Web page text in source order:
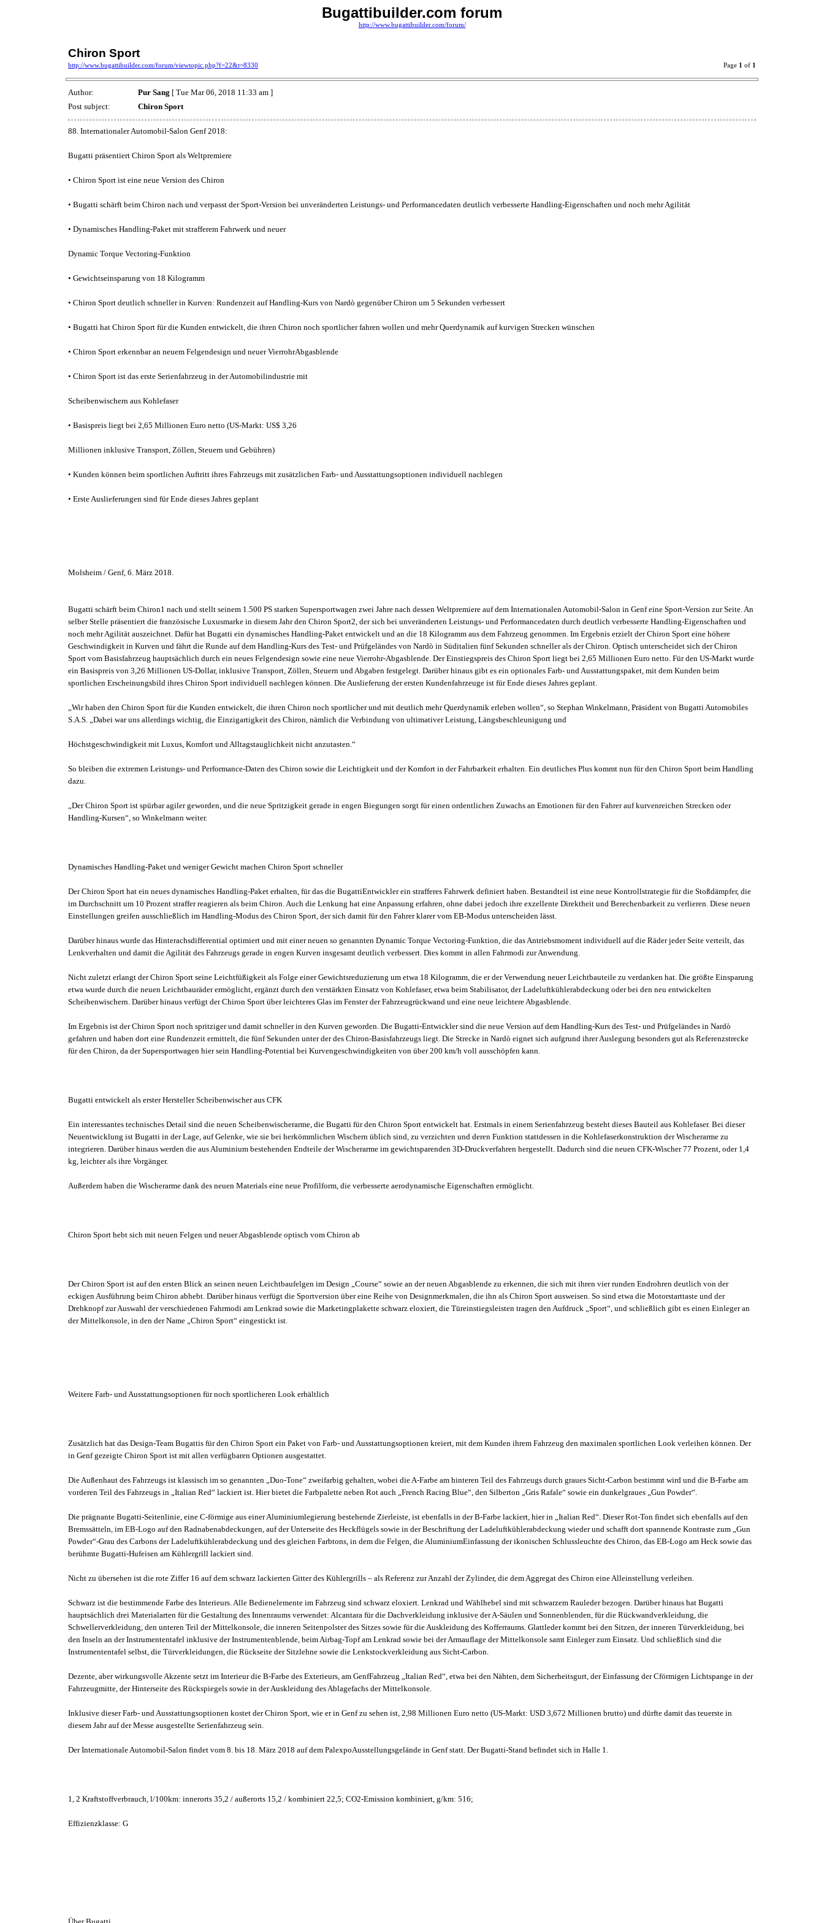
Bugattibuilder.com forum
http://www.bugattibuilder.com/forum/
Chiron Sport
http://www.bugattibuilder.com/forum/viewtopic.php?f=22&t=8330 Page 1 of 1
Author: Pur Sang [ Tue Mar 06, 2018 11:33 am ]
Post subject:
Chiron Sport
88. Internationaler Automobil-Salon Genf 2018:
Bugatti präsentiert Chiron Sport als Weltpremiere
• Chiron Sport ist eine neue Version des Chiron
• Bugatti schärft beim Chiron nach und verpasst der Sport-Version bei unveränderten Leistungs- und Performancedaten deutlich verbesserte Handling-Eigenschaften und noch mehr Agilität
• Dynamisches Handling-Paket mit strafferem Fahrwerk und neuer
Dynamic Torque Vectoring-Funktion
• Gewichtseinsparung von 18 Kilogramm
• Chiron Sport deutlich schneller in Kurven: Rundenzeit auf Handling-Kurs von Nardò gegenüber Chiron um 5 Sekunden verbessert
• Bugatti hat Chiron Sport für die Kunden entwickelt, die ihren Chiron noch sportlicher fahren wollen und mehr Querdynamik auf kurvigen Strecken wünschen
• Chiron Sport erkennbar an neuem Felgendesign und neuer VierrohrAbgasblende
• Chiron Sport ist das erste Serienfahrzeug in der Automobilindustrie mit
Scheibenwischern aus Kohlefaser
• Basispreis liegt bei 2,65 Millionen Euro netto (US-Markt: US$ 3,26
Millionen inklusive Transport, Zöllen, Steuern und Gebühren)
• Kunden können beim sportlichen Auftritt ihres Fahrzeugs mit zusätzlichen Farb- und Ausstattungsoptionen individuell nachlegen
• Erste Auslieferungen sind für Ende dieses Jahres geplant
Molsheim / Genf, 6. März 2018.
Bugatti schärft beim Chiron1 nach und stellt seinem 1.500 PS starken Supersportwagen zwei Jahre nach dessen Weltpremiere auf dem Internationalen Automobil-Salon in Genf eine Sport-Version zur Seite. An
selber Stelle präsentiert die französische Luxusmarke in diesem Jahr den Chiron Sport2, der sich bei unveränderten Leistungs- und Performancedaten durch deutlich verbesserte Handling-Eigenschaften und
noch mehr Agilität auszeichnet. Dafür hat Bugatti ein dynamisches Handling-Paket entwickelt und an die 18 Kilogramm aus dem Fahrzeug genommen. Im Ergebnis erzielt der Chiron Sport eine höhere
Geschwindigkeit in Kurven und fährt die Runde auf dem Handling-Kurs des Test- und Prüfgeländes von Nardò in Süditalien fünf Sekunden schneller als der Chiron. Optisch unterscheidet sich der Chiron
Sport vom Basisfahrzeug hauptsächlich durch ein neues Felgendesign sowie eine neue Vierrohr-Abgasblende. Der Einstiegspreis des Chiron Sport liegt bei 2,65 Millionen Euro netto. Für den US-Markt wurde
ein Basispreis von 3,26 Millionen US-Dollar, inklusive Transport, Zöllen, Steuern und Abgaben festgelegt. Darüber hinaus gibt es ein optionales Farb- und Ausstattungspaket, mit dem Kunden beim
sportlichen Erscheinungsbild ihres Chiron Sport individuell nachlegen können. Die Auslieferung der ersten Kundenfahrzeuge ist für Ende dieses Jahres geplant.
„Wir haben den Chiron Sport für die Kunden entwickelt, die ihren Chiron noch sportlicher und mit deutlich mehr Querdynamik erleben wollen“, so Stephan Winkelmann, Präsident von Bugatti Automobiles
S.A.S. „Dabei war uns allerdings wichtig, die Einzigartigkeit des Chiron, nämlich die Verbindung von ultimativer Leistung, Längsbeschleunigung und
Höchstgeschwindigkeit mit Luxus, Komfort und Alltagstauglichkeit nicht anzutasten.“
So bleiben die extremen Leistungs- und Performance-Daten des Chiron sowie die Leichtigkeit und der Komfort in der Fahrbarkeit erhalten. Ein deutliches Plus kommt nun für den Chiron Sport beim Handling
dazu.
„Der Chiron Sport ist spürbar agiler geworden, und die neue Spritzigkeit gerade in engen Biegungen sorgt für einen ordentlichen Zuwachs an Emotionen für den Fahrer auf kurvenreichen Strecken oder
Handling-Kursen“, so Winkelmann weiter.
Dynamisches Handling-Paket und weniger Gewicht machen Chiron Sport schneller
Der Chiron Sport hat ein neues dynamisches Handling-Paket erhalten, für das die BugattiEntwickler ein strafferes Fahrwerk definiert haben. Bestandteil ist eine neue Kontrollstrategie für die Stoßdämpfer, die
im Durchschnitt um 10 Prozent straffer reagieren als beim Chiron. Auch die Lenkung hat eine Anpassung erfahren, ohne dabei jedoch ihre exzellente Direktheit und Berechenbarkeit zu verlieren. Diese neuen
Einstellungen greifen ausschließlich im Handling-Modus des Chiron Sport, der sich damit für den Fahrer klarer vom EB-Modus unterscheiden lässt.
Darüber hinaus wurde das Hinterachsdifferential optimiert und mit einer neuen so genannten Dynamic Torque Vectoring-Funktion, die das Antriebsmoment individuell auf die Räder jeder Seite verteilt, das
Lenkverhalten und damit die Agilität des Fahrzeugs gerade in engen Kurven insgesamt deutlich verbessert. Dies kommt in allen Fahrmodi zur Anwendung.
Nicht zuletzt erlangt der Chiron Sport seine Leichtfüßigkeit als Folge einer Gewichtsreduzierung um etwa 18 Kilogramm, die er der Verwendung neuer Leichtbauteile zu verdanken hat. Die größte Einsparung
etwa wurde durch die neuen Leichtbauräder ermöglicht, ergänzt durch den verstärkten Einsatz von Kohlefaser, etwa beim Stabilisator, der Ladeluftkühlerabdeckung oder bei den neu entwickelten
Scheibenwischern. Darüber hinaus verfügt der Chiron Sport über leichteres Glas im Fenster der Fahrzeugrückwand und eine neue leichtere Abgasblende.
Im Ergebnis ist der Chiron Sport noch spritziger und damit schneller in den Kurven geworden. Die Bugatti-Entwickler sind die neue Version auf dem Handling-Kurs des Test- und Prüfgeländes in Nardò
gefahren und haben dort eine Rundenzeit ermittelt, die fünf Sekunden unter der des Chiron-Basisfahrzeugs liegt. Die Strecke in Nardò eignet sich aufgrund ihrer Auslegung besonders gut als Referenzstrecke
für den Chiron, da der Supersportwagen hier sein Handling-Potential bei Kurvengeschwindigkeiten von über 200 km/h voll ausschöpfen kann.
Bugatti entwickelt als erster Hersteller Scheibenwischer aus CFK
Ein interessantes technisches Detail sind die neuen Scheibenwischerarme, die Bugatti für den Chiron Sport entwickelt hat. Erstmals in einem Serienfahrzeug besteht dieses Bauteil aus Kohlefaser. Bei dieser
Neuentwicklung ist Bugatti in der Lage, auf Gelenke, wie sie bei herkömmlichen Wischern üblich sind, zu verzichten und deren Funktion stattdessen in die Kohlefaserkonstruktion der Wischerarme zu
integrieren. Darüber hinaus werden die aus Aluminium bestehenden Endteile der Wischerarme im gewichtsparenden 3D-Druckverfahren hergestellt. Dadurch sind die neuen CFK-Wischer 77 Prozent, oder 1,4
kg, leichter als ihre Vorgänger.
Außerdem haben die Wischerarme dank des neuen Materials eine neue Profilform, die verbesserte aerodynamische Eigenschaften ermöglicht.
Chiron Sport hebt sich mit neuen Felgen und neuer Abgasblende optisch vom Chiron ab
Der Chiron Sport ist auf den ersten Blick an seinen neuen Leichtbaufelgen im Design „Course“ sowie an der neuen Abgasblende zu erkennen, die sich mit ihren vier runden Endrohren deutlich von der
eckigen Ausführung beim Chiron abhebt. Darüber hinaus verfügt die Sportversion über eine Reihe von Designmerkmalen, die ihn als Chiron Sport ausweisen. So sind etwa die Motorstarttaste und der
Drehknopf zur Auswahl der verschiedenen Fahrmodi am Lenkrad sowie die Marketingplakette schwarz eloxiert, die Türeinstiegsleisten tragen den Aufdruck „Sport“, und schließlich gibt es einen Einleger an
der Mittelkonsole, in den der Name „Chiron Sport“ eingestickt ist.
Weitere Farb- und Ausstattungsoptionen für noch sportlicheren Look erhältlich
Zusätzlich hat das Design-Team Bugattis für den Chiron Sport ein Paket von Farb- und Ausstattungsoptionen kreiert, mit dem Kunden ihrem Fahrzeug den maximalen sportlichen Look verleihen können. Der
in Genf gezeigte Chiron Sport ist mit allen verfügbaren Optionen ausgestattet.
Die Außenhaut des Fahrzeugs ist klassisch im so genannten „Duo-Tone“ zweifarbig gehalten, wobei die A-Farbe am hinteren Teil des Fahrzeugs durch graues Sicht-Carbon bestimmt wird und die B-Farbe am
vorderen Teil des Fahrzeugs in „Italian Red“ lackiert ist. Hier bietet die Farbpalette neben Rot auch „French Racing Blue“, den Silberton „Gris Rafale“ sowie ein dunkelgraues „Gun Powder“.
Die prägnante Bugatti-Seitenlinie, eine C-förmige aus einer Aluminiumlegierung bestehende Zierleiste, ist ebenfalls in der B-Farbe lackiert, hier in „Italian Red“. Dieser Rot-Ton findet sich ebenfalls auf den
Bremssätteln, im EB-Logo auf den Radnabenabdeckungen, auf der Unterseite des Heckflügels sowie in der Beschriftung der Ladeluftkühlerabdeckung wieder und schafft dort spannende Kontraste zum „Gun
Powder“-Grau des Carbons der Ladeluftkühlerabdeckung und des gleichen Farbtons, in dem die Felgen, die AluminiumEinfassung der ikonischen Schlussleuchte des Chiron, das EB-Logo am Heck sowie das
berühmte Bugatti-Hufeisen am Kühlergrill lackiert sind.
Nicht zu übersehen ist die rote Ziffer 16 auf dem schwarz lackierten Gitter des Kühlergrills – als Referenz zur Anzahl der Zylinder, die dem Aggregat des Chiron eine Alleinstellung verleihen.
Schwarz ist die bestimmende Farbe des Interieurs. Alle Bedienelemente im Fahrzeug sind schwarz eloxiert. Lenkrad und Wählhebel sind mit schwarzem Rauleder bezogen. Darüber hinaus hat Bugatti
hauptsächlich drei Materialarten für die Gestaltung des Innenraums verwendet: Alcantara für die Dachverkleidung inklusive der A-Säulen und Sonnenblenden, für die Rückwandverkleidung, die
Schwellerverkleidung, den unteren Teil der Mittelkonsole, die inneren Seitenpolster des Sitzes sowie für die Auskleidung des Kofferraums. Glattleder kommt bei den Sitzen, der inneren Türverkleidung, bei
den Inseln an der Instrumententafel inklusive der Instrumentenblende, beim Airbag-Topf am Lenkrad sowie bei der Armauflage der Mittelkonsole samt Einleger zum Einsatz. Und schließlich sind die
Instrumententafel selbst, die Türverkleidungen, die Rückseite der Sitzlehne sowie die Lenkstockverkleidung aus Sicht-Carbon.
Dezente, aber wirkungsvolle Akzente setzt im Interieur die B-Farbe des Exterieurs, am GenfFahrzeug „Italian Red“, etwa bei den Nähten, dem Sicherheitsgurt, der Einfassung der Cförmigen Lichtspange in der
Fahrzeugmitte, der Hinterseite des Rückspiegels sowie in der Auskleidung des Ablagefachs der Mittelkonsole.
Inklusive dieser Farb- und Ausstattungsoptionen kostet der Chiron Sport, wie er in Genf zu sehen ist, 2,98 Millionen Euro netto (US-Markt: USD 3,672 Millionen brutto) und dürfte damit das teuerste in
diesem Jahr auf der Messe ausgestellte Serienfahrzeug sein.
Der Internationale Automobil-Salon findet vom 8. bis 18. März 2018 auf dem PalexpoAusstellungsgelände in Genf statt. Der Bugatti-Stand befindet sich in Halle 1.
1, 2 Kraftstoffverbrauch, l/100km: innerorts 35,2 / außerorts 15,2 / kombiniert 22,5; CO2-Emission kombiniert, g/km: 516;
Effizienzklasse: G